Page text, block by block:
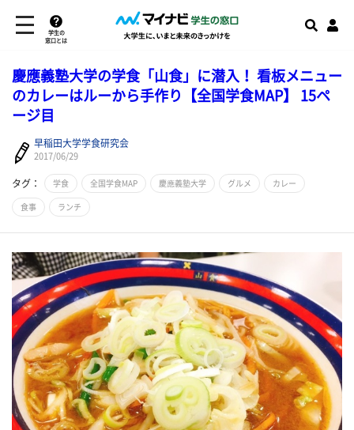
学生の
窓口とは
慶應義塾大学の学食「山食」に潜入！ 看板メニュー
のカレーはルーから手作り【全国学食MAP】 15ペ
ージ目
早稲田大学学食研究会
2017/06/29
タグ： 学食 全国学食MAP 慶應義塾大学 グルメ カレー
食事 ランチ